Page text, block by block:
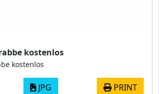
kostenlos
kostenlos
JPG PRINT